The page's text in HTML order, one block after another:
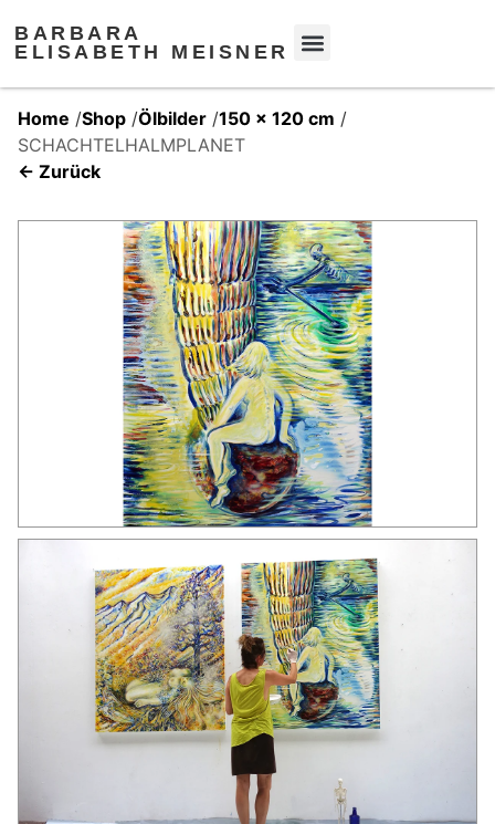
BARBARA
ELISABETH MEISNER
Home /Shop /Ölbilder /150 x 120 cm /
SCHACHTELHALMPLANET
← Zurück